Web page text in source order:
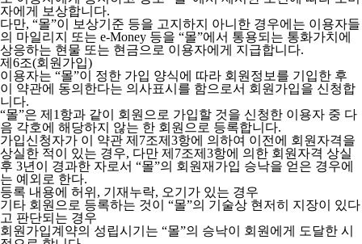
자에게 보상합니다.
다만, “몰”이 보상기준 등을 고지하지 아니한 경우에는 이용자들
의 마일리지 또는 e-Money 등을 “몰”에서 통용되는 통화가치에
상응하는 현물 또는 현금으로 이용자에게 지급합니다.
제6조(회원가입)
이용자는 “몰”이 정한 가입 양식에 따라 회원정보를 기입한 후
이 약관에 동의한다는 의사표시를 함으로서 회원가입을 신청합
니다.
“몰”은 제1항과 같이 회원으로 가입할 것을 신청한 이용자 중 다
음 각호에 해당하지 않는 한 회원으로 등록합니다.
가입신청자가 이 약관 제7조제3항에 의하여 이전에 회원자격을
상실한 적이 있는 경우, 다만 제7조제3항에 의한 회원자격 상실
후 3년이 경과한 자로서 “몰”의 회원재가입 승낙을 얻은 경우에
는 예외로 한다.
등록 내용에 허위, 기재누락, 오기가 있는 경우
기타 회원으로 등록하는 것이 “몰”의 기술상 현저히 지장이 있다
고 판단되는 경우
회원가입계약의 성립시기는 “몰”의 승낙이 회원에게 도달한 시